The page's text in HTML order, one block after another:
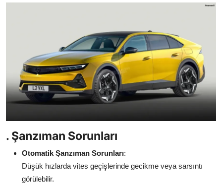
. Şanzıman Sorunları
Otomatik Şanzıman Sorunları:
Düşük hızlarda vites geçişlerinde gecikme veya sarsıntı
görülebilir.